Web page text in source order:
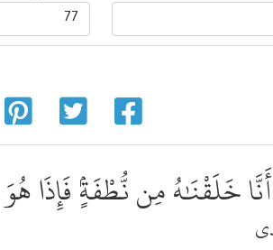
أَنَّا خَلَقْنَٰهُ مِن نُّطْفَةٍۢ فَإِذَا